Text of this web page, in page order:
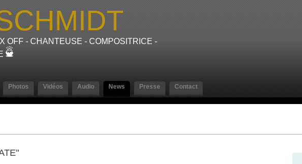
OFF - CHANTEUSE - COMPOSITRICE -
Photos Vidéos Audio News Presse Contact